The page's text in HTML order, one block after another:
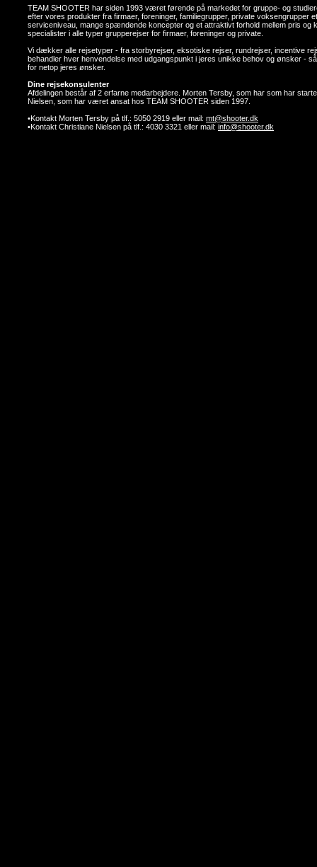
TEAM SHOOTER har siden 1993 været førende på markedet for gruppe- og
efter vores produkter fra firmaer, foreninger, familiegrupper, private voksengrupper
serviceniveau, mange spændende koncepter og et attraktivt forhold mellem pris og
specialister i alle typer grupperejser for firmaer, foreninger og private.
Vi dækker alle rejsetyper - fra storbyrejser, eksotiske rejser, rundrejser, incentive
behandler hver henvendelse med udgangspunkt i jeres unikke behov og ønsker -
for netop jeres ønsker.
Dine rejsekonsulenter
Afdelingen består af 2 erfarne medarbejdere. Morten Tersby, som har som har
Nielsen, som har været ansat hos TEAM SHOOTER siden 1997.
•Kontakt Morten Tersby på tlf.: 5050 2919 eller mail: mt@shooter.dk
•Kontakt Christiane Nielsen på tlf.: 4030 3321 eller mail: info@shooter.dk